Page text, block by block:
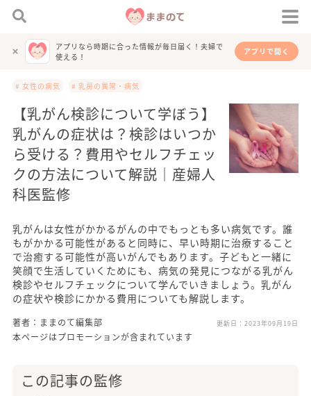
アプリなら時期に合った情報が毎日届く！夫婦で
使える！
アプリで開く
# 女性の病気 # 乳房の異常・病気
【乳がん検診について学ぼう】
乳がんの症状は？検診はいつか
ら受ける？費用やセルフチェッ
クの方法について解説｜産婦人
科医監修
乳がんは女性がかかるがんの中でもっとも多い病気です。誰
もがかかる可能性があると同時に、早い時期に治療すること
で治癒する可能性が高いがんでもあります。子どもと一緒に
笑顔で生活していくためにも、病気の発見につながる乳がん
検診やセルフチェックについて学んでいきましょう。乳がん
の症状や検診にかかる費用についても解説します。
著者：ままのて編集部 更新日： 2023年09月19日
本ページはプロモーションが含まれています
この記事の監修